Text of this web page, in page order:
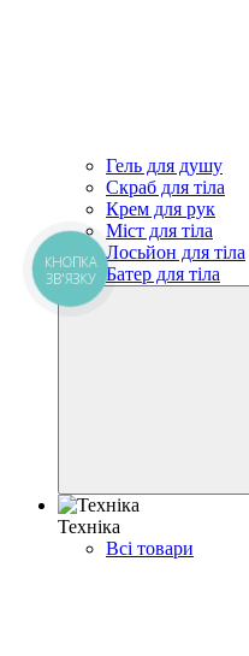
Гель для душу
Скраб для тіла
Крем для рук
Міст для тіла
Лосьйон для тіла
Батер для тіла
Техніка
Всі товари
КНОПКА
ЗВ'ЯЗКУ